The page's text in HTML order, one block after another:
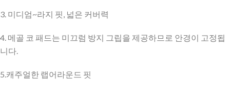
3. 미디엄~라지 핏, 넓은 커버력
4. 메골 코 패드는 미끄럼 방지 그립을 제공하므로 안경이 고정됩
니다.
5.캐주얼한 랩어라운드 핏